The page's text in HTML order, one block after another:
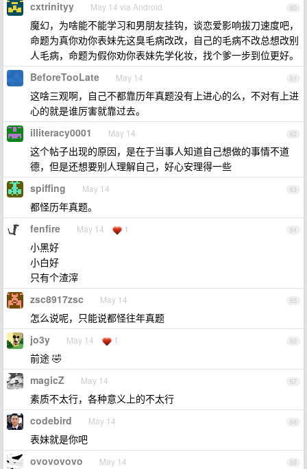
60
cxtrinityy May 14 via Android
魔幻，为啥能不能学习和男朋友挂钩，谈恋爱影响拔刀速度吧，
命题为真你劝你表妹先这臭毛病改改，自己的毛病不改总想改别
人毛病，命题为假你劝你表妹先学化妆，找个爹一步到位更好。
61
BeforeTooLate May 14
这啥三观啊，自己不都靠历年真题没有上进心的么，不对有上进
心的就是谁厉害就靠过去。
62
illiteracy0001 May 14
这个帖子出现的原因，是在于当事人知道自己想做的事情不道
德，但是还想要别人理解自己，好心安理得一些
63
spiffing May 14
都怪历年真题。
64
fenfire May 14 1
小黑好
小白好
只有个渣滓
65
zsc8917zsc May 14
怎么说呢，只能说都怪往年真题
66
jo3y May 14 1
前途 🤣
67
magicZ May 14
素质不太行，各种意义上的不太行
68
codebird May 14
表妹就是你吧
69
ovovovovo May 14